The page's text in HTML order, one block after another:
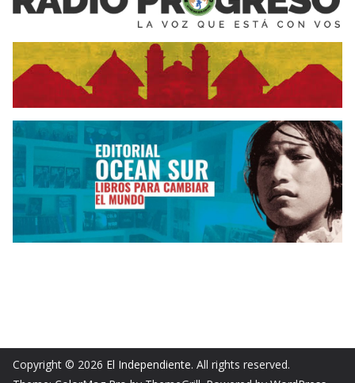
Copyright © 2026 El Independiente. All rights reserved.